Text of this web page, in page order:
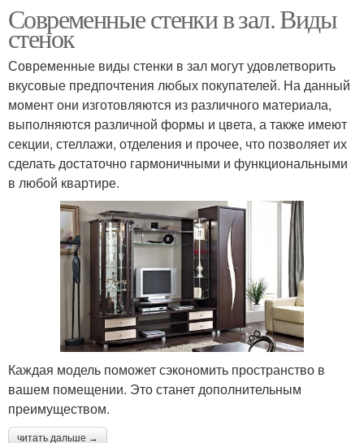
Современные стенки в зал. Виды
стенок
Современные виды стенки в зал могут удовлетворить
вкусовые предпочтения любых покупателей. На данный
момент они изготовляются из различного материала,
выполняются различной формы и цвета, а также имеют
секции, стеллажи, отделения и прочее, что позволяет их
сделать достаточно гармоничными и функциональными
в любой квартире.
Каждая модель поможет сэкономить пространство в
вашем помещении. Это станет дополнительным
преимуществом.
читать дальше →